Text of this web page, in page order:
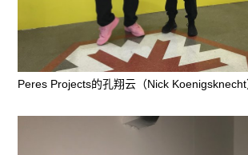
Peres Projects的孔翔云（Nick